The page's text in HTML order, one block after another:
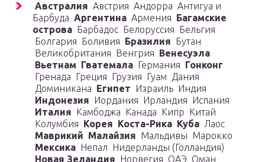
Австралия Австрия Андорра Антигуа и
Барбуда Аргентина Армения Багамские
острова Барбадос Белоруссия Бельгия
Болгария Боливия Бразилия Бутан
Великобритания Венгрия Венесуэла
Вьетнам Гватемала Германия Гонконг
Гренада Греция Грузия Гуам Дания
Доминикана Египет Израиль Индия
Индонезия Иордания Ирландия Испания
Италия Камбоджа Канада Кипр Китай
Колумбия Корея Коста-Рика Куба Лаос
Маврикий Малайзия Мальдивы Марокко
Мексика Непал Нидерланды (Голландия)
Новая Зеландия Норвегия ОАЭ Оман